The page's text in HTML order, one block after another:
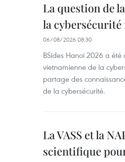
La question de
la cybersécurité
06/08/2026 08:30
BSides Hanoi 2026 a
vietnamienne de la
partage des
de la cybersécurité.
La VASS et la
scientifique